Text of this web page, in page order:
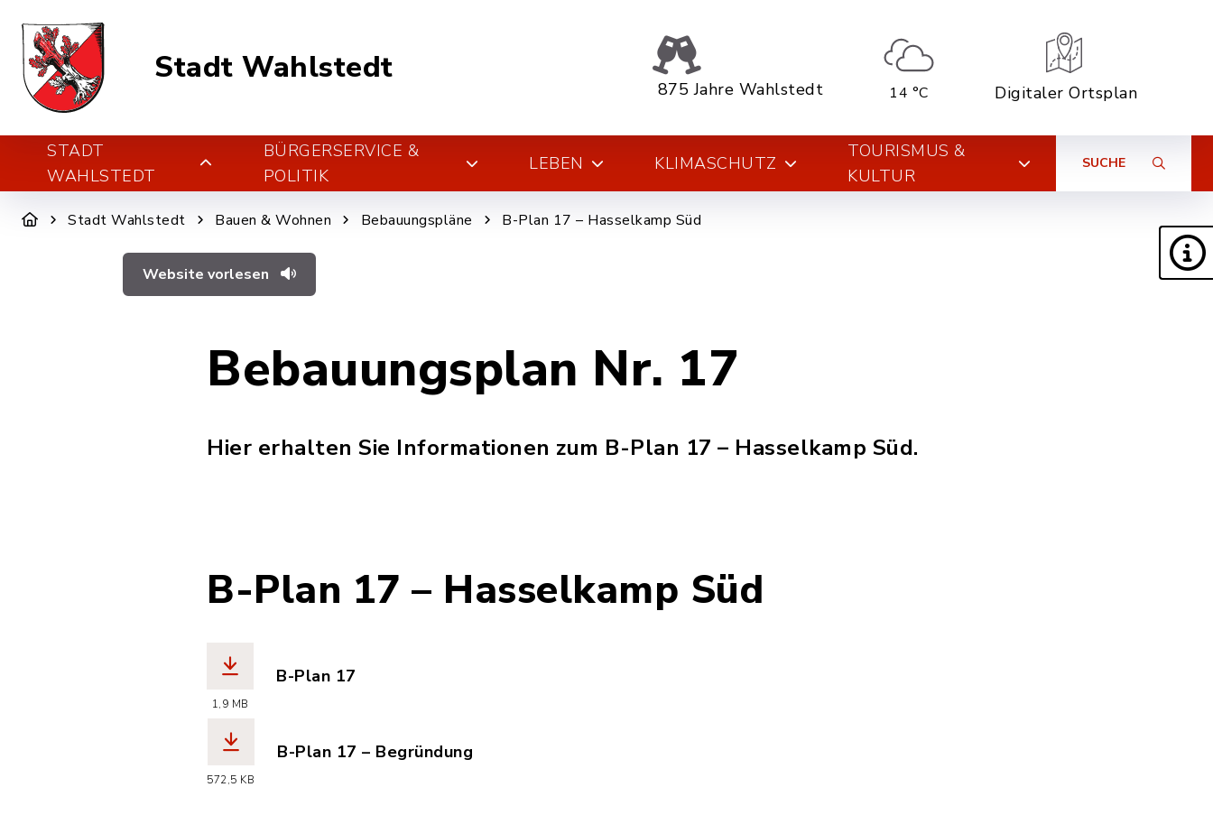
Stadt Wahlstedt
875 Jahre Wahlstedt 14 °C Digitaler Ortsplan
STADT
WAHLSTEDT
BÜRGERSERVICE &
POLITIK
LEBEN KLIMASCHUTZ
TOURISMUS &
KULTUR
SUCHE
Stadt Wahlstedt Bauen & Wohnen Bebauungspläne B-Plan 17 – Hasselkamp Süd
Website vorlesen
Bebauungsplan Nr. 17
Hier erhalten Sie Informationen zum B-Plan 17 – Hasselkamp Süd.
B-Plan 17 – Hasselkamp Süd
1,9 MB
B-Plan 17
572,5 KB
B-Plan 17 – Begründung